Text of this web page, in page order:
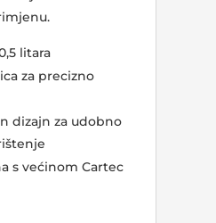
litara
za precizno
dizajn za udobno
s većinom Cartec